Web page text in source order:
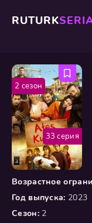
RUTURK
Возрастное
Год выпуска: 2023
Сезон:2
33 серия
2 сезон